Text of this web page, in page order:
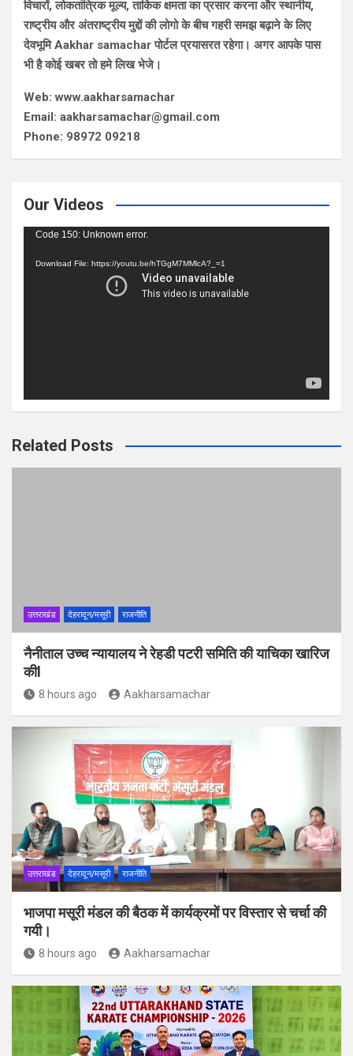
विचारों, लोकतांत्रिक मूल्य, तार्किक क्षमता का प्रसार करना और स्थानीय,
राष्ट्रीय और अंतराष्ट्रीय मुद्दों की लोगो के बीच गहरी समझ बढ़ाने के लिए
देवभूमि Aakhar samachar पोर्टल प्रयासरत रहेगा। अगर आपके पास
भी है कोई खबर तो हमे लिख भेजे।
Web: www.aakharsamachar
Email: aakharsamachar@gmail.com
Phone: 98972 09218
Our Videos
Video
Code 150: Unknown error.
Download File: https://youtu.be/hTGgM7MMlcA?_=1
Related Posts
उत्तराखंड देहरादून/मसूरी राजनीति
नैनीताल उच्च न्यायालय ने रेहडी पटरी समिति की याचिका खारिज
कीl
8 hours ago Aakharsamachar
उत्तराखंड देहरादून/मसूरी राजनीति
भाजपा मसूरी मंडल की बैठक में कार्यक्रमों पर विस्तार से चर्चा की
गयी।
8 hours ago Aakharsamachar